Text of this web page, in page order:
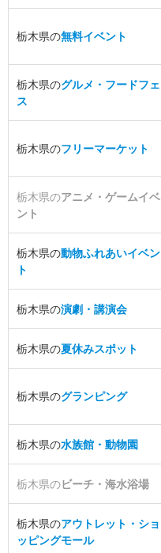
栃木県の無料イベント
栃木県のグルメ・フードフェ
ス
栃木県のフリーマーケット
栃木県のアニメ・ゲームイベ
ント
栃木県の動物ふれあいイベン
ト
栃木県の演劇・講演会
栃木県の夏休みスポット
栃木県のグランピング
栃木県の水族館・動物園
栃木県のビーチ・海水浴場
栃木県のアウトレット・ショ
ッピングモール